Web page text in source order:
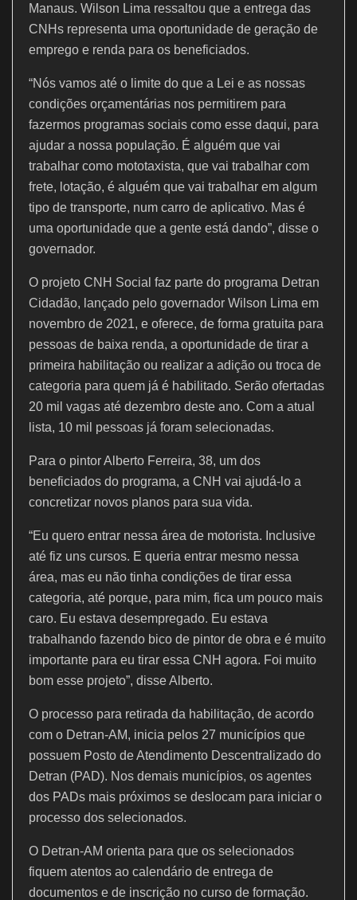
Manaus. Wilson Lima ressaltou que a entrega das
CNHs representa uma oportunidade de geração de
emprego e renda para os beneficiados.
“Nós vamos até o limite do que a Lei e as nossas
condições orçamentárias nos permitirem para
fazermos programas sociais como esse daqui, para
ajudar a nossa população. É alguém que vai
trabalhar como mototaxista, que vai trabalhar com
frete, lotação, é alguém que vai trabalhar em algum
tipo de transporte, num carro de aplicativo. Mas é
uma oportunidade que a gente está dando”, disse o
governador.
O projeto CNH Social faz parte do programa Detran
Cidadão, lançado pelo governador Wilson Lima em
novembro de 2021, e oferece, de forma gratuita para
pessoas de baixa renda, a oportunidade de tirar a
primeira habilitação ou realizar a adição ou troca de
categoria para quem já é habilitado. Serão ofertadas
20 mil vagas até dezembro deste ano. Com a atual
lista, 10 mil pessoas já foram selecionadas.
Para o pintor Alberto Ferreira, 38, um dos
beneficiados do programa, a CNH vai ajudá-lo a
concretizar novos planos para sua vida.
“Eu quero entrar nessa área de motorista. Inclusive
até fiz uns cursos. E queria entrar mesmo nessa
área, mas eu não tinha condições de tirar essa
categoria, até porque, para mim, fica um pouco mais
caro. Eu estava desempregado. Eu estava
trabalhando fazendo bico de pintor de obra e é muito
importante para eu tirar essa CNH agora. Foi muito
bom esse projeto”, disse Alberto.
O processo para retirada da habilitação, de acordo
com o Detran-AM, inicia pelos 27 municípios que
possuem Posto de Atendimento Descentralizado do
Detran (PAD). Nos demais municípios, os agentes
dos PADs mais próximos se deslocam para iniciar o
processo dos selecionados.
O Detran-AM orienta para que os selecionados
fiquem atentos ao calendário de entrega de
documentos e de inscrição no curso de formação.